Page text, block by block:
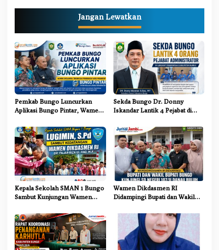
g
s
i
p
o
s
Jangan Lewatkan
Pemkab Bungo Luncurkan
Aplikasi Bungo Pintar, Wamen
Pendidikan yang Progresif
Sekda Bungo Dr. Donny
Iskandar Lantik 4 Pejabat di
Kepala Sekolah SMAN 1 Bungo
Sambut Kunjungan Wamen
PJJ untuk Anak Putus Sekolah
Wamen Dikdasmen RI
Didampingi Bupati dan Wakil
SD Negeri 107/II Danau Buluh